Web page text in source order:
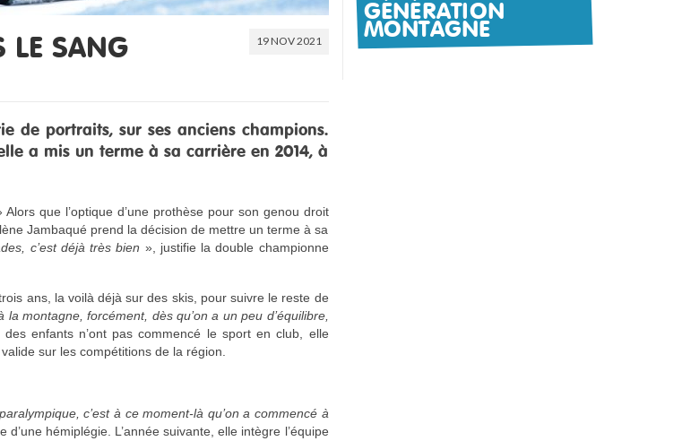
19 NOV 2021
LE SANG
de portraits, sur ses anciens champions.
a mis un terme à sa carrière en 2014, à
Alors que l’optique d’une prothèse pour son genou droit
Jambaqué prend la décision de mettre un terme à sa
c’est déjà très bien », justifie la double championne
ans, la voilà déjà sur des skis, pour suivre le reste de
la montagne, forcément, dès qu’on a un peu d’équilibre,
enfants n’ont pas commencé le sport en club, elle
sur les compétitions de la région.
c’est à ce moment-là qu’on a commencé à
hémiplégie. L’année suivante, elle intègre l’équipe
GÉNÉRATION
MONTAGNE